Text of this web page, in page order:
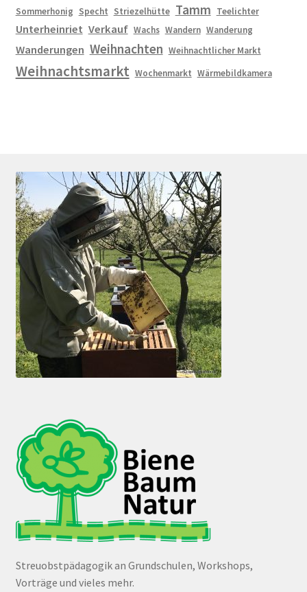
Sommerhonig Specht Striezelhütte Tamm Teelichter
Unterheinriet Verkauf Wachs Wandern Wanderung
Wanderungen Weihnachten Weihnachtlicher Markt
Weihnachtsmarkt Wochenmarkt Wärmebildkamera
Streuobstpädagogik an Grundschulen, Workshops,
Vorträge und vieles mehr.